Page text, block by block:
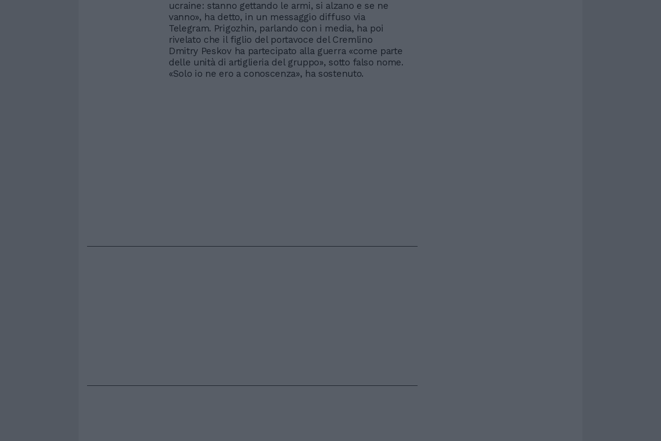
ucraine: stanno gettando le armi, si alzano e se ne
vanno», ha detto, in un messaggio diffuso via
Telegram. Prigozhin, parlando con i media, ha poi
rivelato che il figlio del portavoce del Cremlino
Dmitry Peskov ha partecipato alla guerra «come parte
delle unità di artiglieria del gruppo», sotto falso nome.
«Solo io ne ero a conoscenza», ha sostenuto.